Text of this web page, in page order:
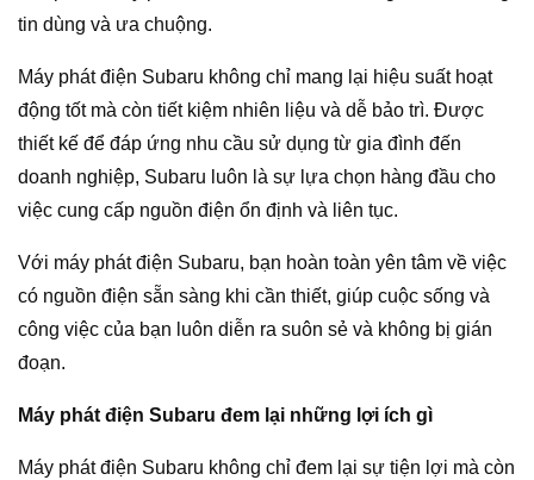
tin dùng và ưa chuộng.
Máy phát điện Subaru không chỉ mang lại hiệu suất hoạt
động tốt mà còn tiết kiệm nhiên liệu và dễ bảo trì. Được
thiết kế để đáp ứng nhu cầu sử dụng từ gia đình đến
doanh nghiệp, Subaru luôn là sự lựa chọn hàng đầu cho
việc cung cấp nguồn điện ổn định và liên tục.
Với máy phát điện Subaru, bạn hoàn toàn yên tâm về việc
có nguồn điện sẵn sàng khi cần thiết, giúp cuộc sống và
công việc của bạn luôn diễn ra suôn sẻ và không bị gián
đoạn.
Máy phát điện Subaru đem lại những lợi ích gì
Máy phát điện Subaru không chỉ đem lại sự tiện lợi mà còn